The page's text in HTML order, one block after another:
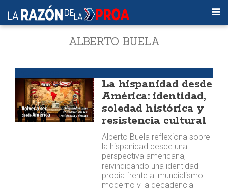
ALBERTO BUELA
La hispanidad desde
América: identidad,
soledad histórica y
resistencia cultural
Alberto Buela reflexiona sobre
la hispanidad desde una
perspectiva americana,
reivindicando una identidad
propia frente al mundialismo
moderno y la decadencia